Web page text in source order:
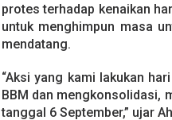
protes terhadap kenaikan
untuk menghimpun masa
mendatang.
“Aksi yang kami lakukan
BBM dan mengkonsolidasi,
tanggal 6 September,” ujar